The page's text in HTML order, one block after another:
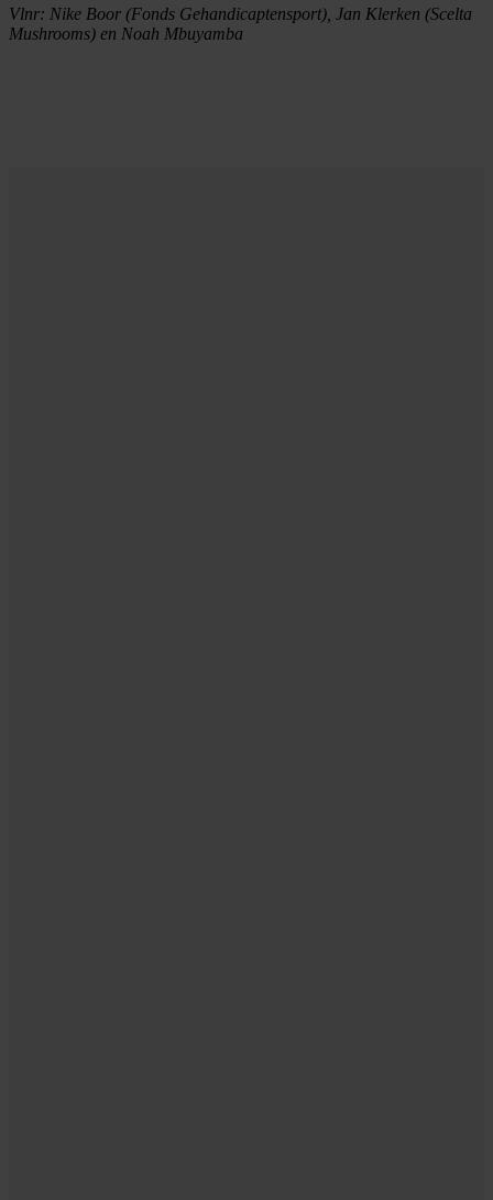
Vlnr: Nike Boor (Fonds Gehandicaptensport), Jan Klerken (Scelta
Mushrooms) en Noah Mbuyamba